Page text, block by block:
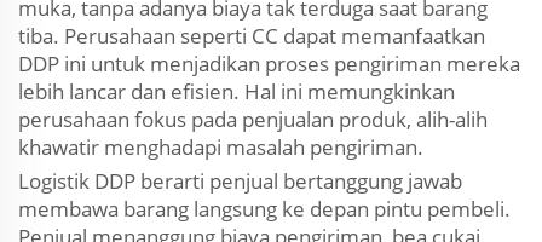
muka, tanpa adanya biaya tak terduga saat barang
tiba. Perusahaan seperti CC dapat memanfaatkan
DDP ini untuk menjadikan proses pengiriman mereka
lebih lancar dan efisien. Hal ini memungkinkan
perusahaan fokus pada penjualan produk, alih-alih
khawatir menghadapi masalah pengiriman.
Logistik DDP berarti penjual bertanggung jawab
membawa barang langsung ke depan pintu pembeli.